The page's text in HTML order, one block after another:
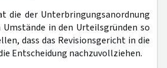
die der Unterbringungsanordnung
Umstände in den Urteilsgründen so
dass das Revisionsgericht in die
Entscheidung nachzuvollziehen.